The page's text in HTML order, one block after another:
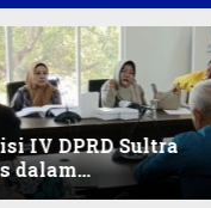
IV DPRD Sultra
dalam
KUA-PPAS